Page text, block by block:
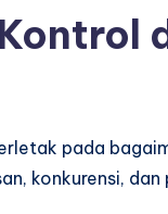
pada
konkurensi, dan